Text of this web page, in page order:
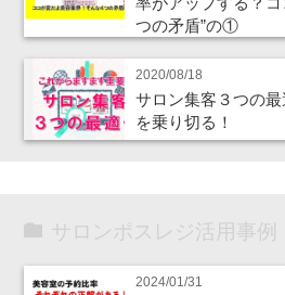
つの矛盾”の①
2020/08/18
サロン集客３つの
を乗り切る！
サロンポスレジ活用事例
2024/01/31